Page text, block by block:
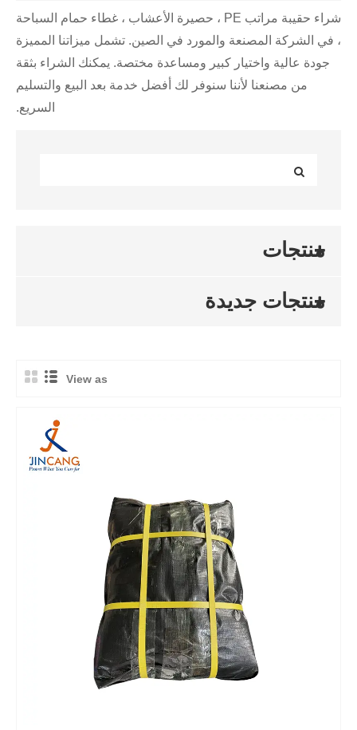
شراء حقيبة مراتب PE ، حصيرة الأعشاب ، غطاء حمام السباحة
، في الشركة المصنعة والمورد في الصين. تشمل ميزاتنا المميزة
جودة عالية واختيار كبير ومساعدة مختصة. يمكنك الشراء بثقة
من مصنعنا لأننا سنوفر لك أفضل خدمة بعد البيع والتسليم
السريع.
منتجات
منتجات جديدة
View as